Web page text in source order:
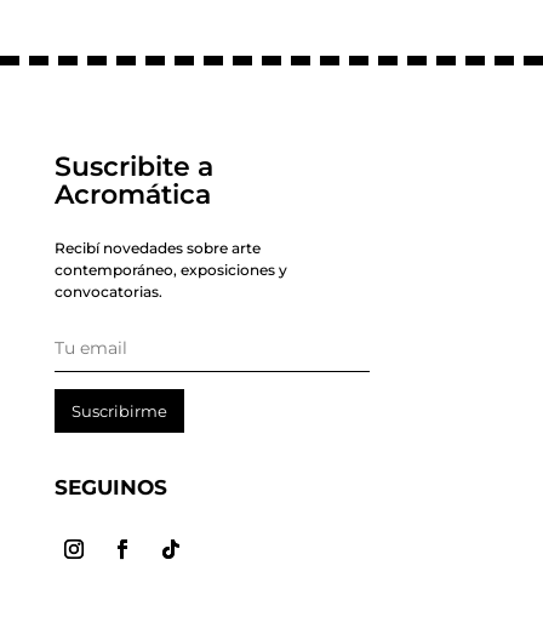
Suscribite a
Acromática
Recibí novedades sobre arte
contemporáneo, exposiciones y
convocatorias.
Suscribirme
SEGUINOS